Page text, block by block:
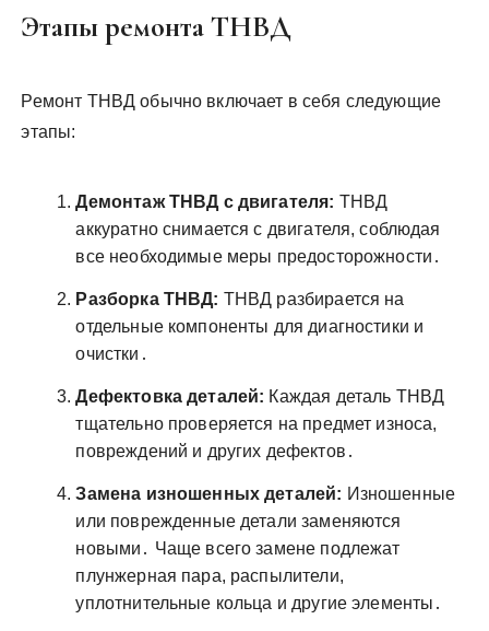
Этапы ремонта ТНВД
Ремонт ТНВД обычно включает в себя следующие
этапы:
Демонтаж ТНВД с двигателя: ТНВД
аккуратно снимается с двигателя, соблюдая
все необходимые меры предосторожности․
Разборка ТНВД: ТНВД разбирается на
отдельные компоненты для диагностики и
очистки․
Дефектовка деталей: Каждая деталь ТНВД
тщательно проверяется на предмет износа,
повреждений и других дефектов․
Замена изношенных деталей: Изношенные
или поврежденные детали заменяются
новыми․ Чаще всего замене подлежат
плунжерная пара, распылители,
уплотнительные кольца и другие элементы․